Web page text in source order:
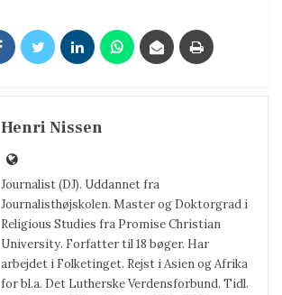
Henri Nissen
Journalist (DJ). Uddannet fra
Journalisthøjskolen. Master og Doktorgrad i
Religious Studies fra Promise Christian
University. Forfatter til 18 bøger. Har
arbejdet i Folketinget. Rejst i Asien og Afrika
for bl.a. Det Lutherske Verdensforbund. Tidl.